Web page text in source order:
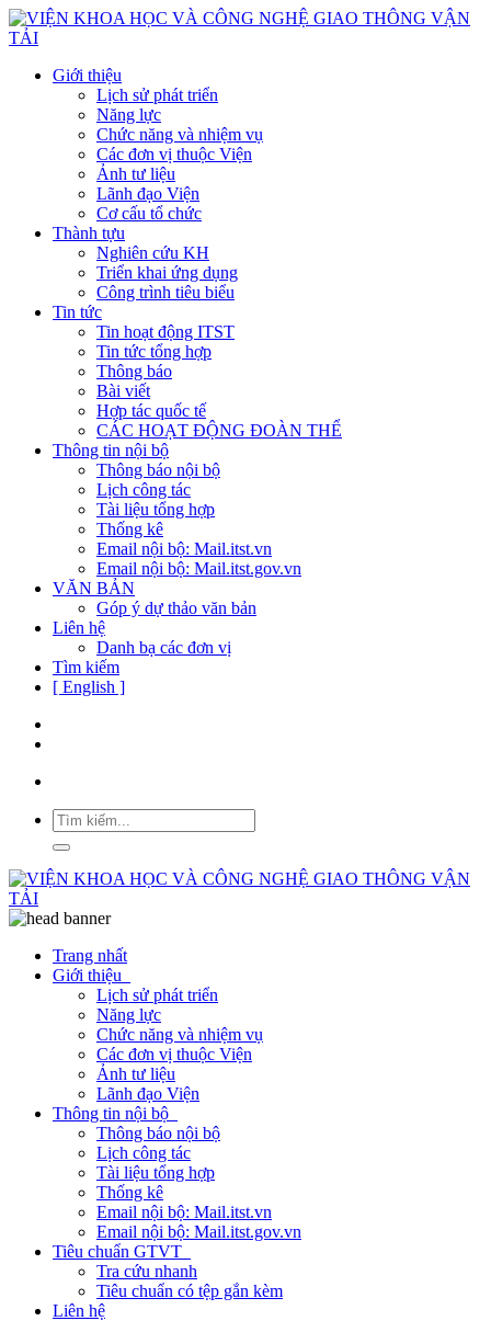
Giới thiệu
Lịch sử phát triển
Năng lực
Chức năng và nhiệm vụ
Các đơn vị thuộc Viện
Ảnh tư liệu
Lãnh đạo Viện
Cơ cấu tổ chức
Thành tựu
Nghiên cứu KH
Triển khai ứng dụng
Công trình tiêu biểu
Tin tức
Tin hoạt động ITST
Tin tức tổng hợp
Thông báo
Bài viết
Hợp tác quốc tế
CÁC HOẠT ĐỘNG ĐOÀN THỂ
Thông tin nội bộ
Thông báo nội bộ
Lịch công tác
Tài liệu tổng hợp
Thống kê
Email nội bộ: Mail.itst.vn
Email nội bộ: Mail.itst.gov.vn
VĂN BẢN
Góp ý dự thảo văn bản
Liên hệ
Danh bạ các đơn vị
Tìm kiếm
[ English ]
Trang nhất
Giới thiệu
Lịch sử phát triển
Năng lực
Chức năng và nhiệm vụ
Các đơn vị thuộc Viện
Ảnh tư liệu
Lãnh đạo Viện
Thông tin nội bộ
Thông báo nội bộ
Lịch công tác
Tài liệu tổng hợp
Thống kê
Email nội bộ: Mail.itst.vn
Email nội bộ: Mail.itst.gov.vn
Tiêu chuẩn GTVT
Tra cứu nhanh
Tiêu chuẩn có tệp gắn kèm
Liên hệ